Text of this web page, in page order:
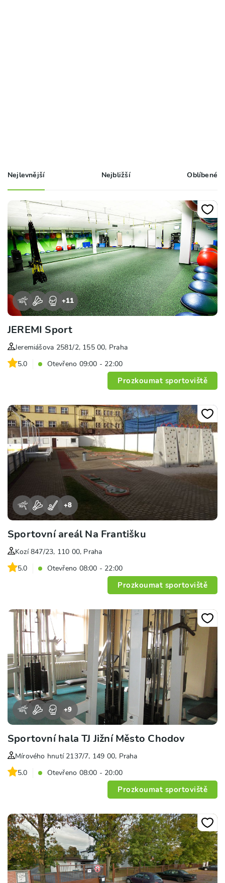
Nejlevnější Nejbližší Oblíbené
+11
JEREMI Sport
Jeremiášova 2581/2, 155 00, Praha
5.0
Otevřeno 09:00 - 22:00
Prozkoumat sportoviště
+8
Sportovní areál Na Františku
Kozí 847/23, 110 00, Praha
5.0
Otevřeno 08:00 - 22:00
Prozkoumat sportoviště
+9
Sportovní hala TJ Jižní Město Chodov
Mírového hnutí 2137/7, 149 00, Praha
5.0
Otevřeno 08:00 - 20:00
Prozkoumat sportoviště